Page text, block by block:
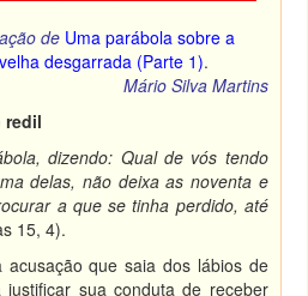
de Uma parábola sobre a
desgarrada (Parte 1).
Mário Silva Martins
redil
dizendo: Qual de vós tendo
delas, não deixa as noventa e
a que se tinha perdido, até
15, 4).
acusação que saia dos lábios de
sua conduta de receber